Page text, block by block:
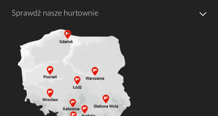
Sprawdź nasze hurtownie